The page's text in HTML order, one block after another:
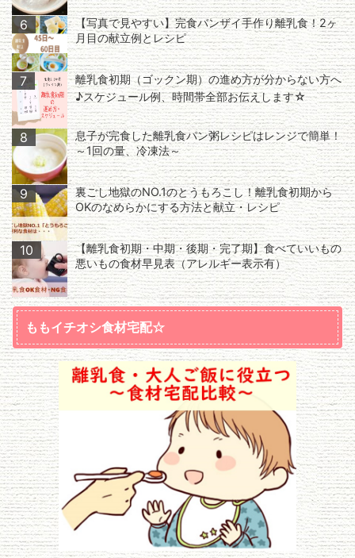
6
【写真で見やすい】完食バンザイ手作り離乳食！2ヶ
月目の献立例とレシピ
7
離乳食初期（ゴックン期）の進め方が分からない方へ
♪スケジュール例、時間帯全部お伝えします☆
8
息子が完食した離乳食パン粥レシピはレンジで簡単！
～1回の量、冷凍法～
9
裏ごし地獄のNO.1のとうもろこし！離乳食初期から
OKのなめらかにする方法と献立・レシピ
10
【離乳食初期・中期・後期・完了期】食べていいもの
悪いもの食材早見表（アレルギー表示有）
ももイチオシ食材宅配☆